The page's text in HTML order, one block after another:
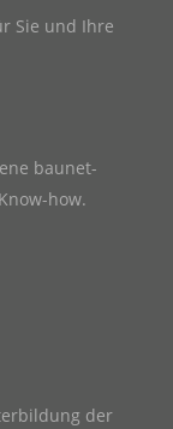
Sie und Ihre
baunet-
how.
der